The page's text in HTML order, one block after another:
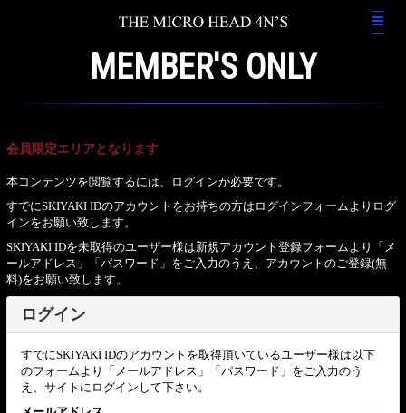
MEMBER'S ONLY
会員限定エリアとなります
本コンテンツを閲覧するには、ログインが必要です。
すでにSKIYAKI IDのアカウントをお持ちの方はログインフォームよりログ
インをお願い致します。
SKIYAKI IDを未取得のユーザー様は新規アカウント登録フォームより「メ
ールアドレス」「パスワード」をご入力のうえ、アカウントのご登録(無
料)をお願い致します。
ログイン
すでにSKIYAKI IDのアカウントを取得頂いているユーザー様は以下
のフォームより「メールアドレス」「パスワード」をご入力のう
え、サイトにログインして下さい。